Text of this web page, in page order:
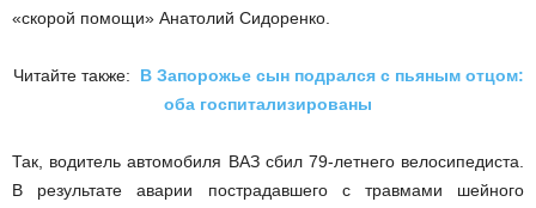
«скорой помощи» Анатолий Сидоренко.
Читайте также: В Запорожье сын подрался с пьяным отцом:
оба госпитализированы
Так, водитель автомобиля ВАЗ сбил 79-летнего велосипедиста.
В результате аварии пострадавшего с травмами шейного